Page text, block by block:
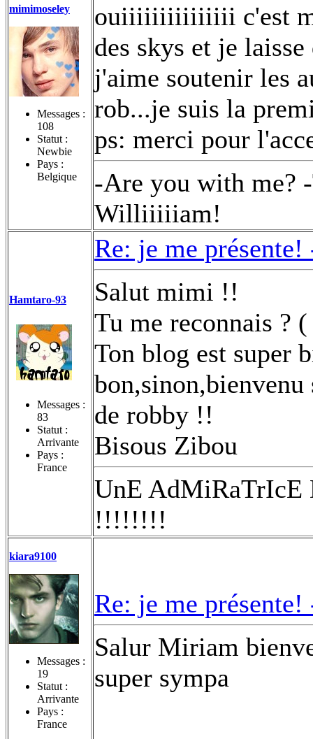
mimimoseley
Messages :
108
Statut :
Newbie
Pays :
Belgique
ouiiiiiiiiiiiiiii c'est
des skys et je
j'aime soutenir les
rob...je suis la
ps: merci pour
-Are you with me?
Williiiiiam!
Hamtaro-93
Messages :
83
Statut :
Arrivante
Pays :
France
Re: je me
Salut mimi !!
Tu me reconnais ?
Ton blog est super
de robby !!
Bisous Zibou
UnE AdMiRaTrIcE
!!!!!!!!
kiara9100
Messages :
19
Statut :
Arrivante
Pays :
France
Re: je me
Salur Miriam
super sympa